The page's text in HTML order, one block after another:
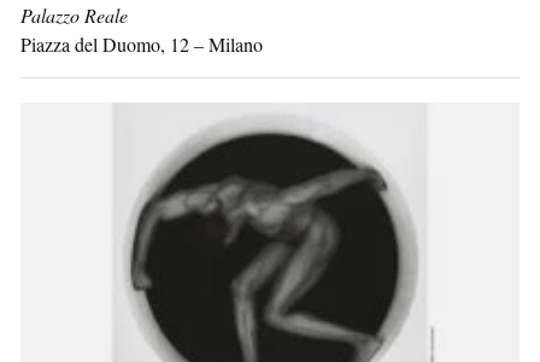
Palazzo Reale
Piazza del Duomo, 12–Milano